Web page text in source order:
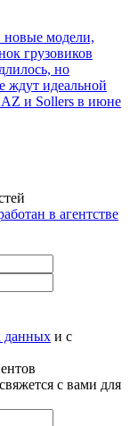
новые модели,
грузовиков
но
ждут идеальной
и Sollers в июне
в агентстве
данных и с
с вами для